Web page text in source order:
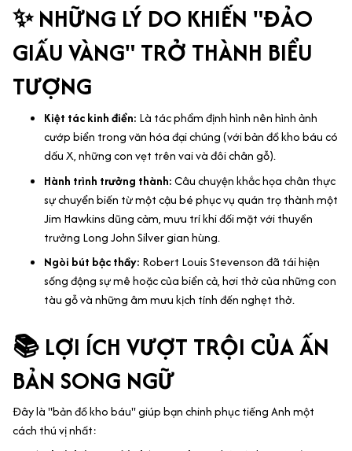
✨ NHỮNG LÝ DO KHIẾN "ĐẢO
GIẤU VÀNG" TRỞ THÀNH BIỂU
TƯỢNG
Kiệt tác kinh điển: Là tác phẩm định hình nên hình ảnh
cướp biển trong văn hóa đại chúng (với bản đồ kho báu có
dấu X, những con vẹt trên vai và đôi chân gỗ).
Hành trình trưởng thành:Câu chuyện khắc họa chân thực
sự chuyển biến từ một cậu bé phục vụ quán trọ thành một
Jim Hawkins dũng cảm, mưu trí khi đối mặt với thuyền
trưởng Long John Silver gian hùng.
Ngòi bút bậc thầy: Robert Louis Stevenson đã tái hiện
sống động sự mê hoặc của biển cả, hơi thở của những con
tàu gỗ và những âm mưu kịch tính đến nghẹt thở.
📚 LỢI ÍCH VƯỢT TRỘI CỦA ẤN
BẢN SONG NGỮ
Đây là "bản đồ kho báu" giúp bạn chinh phục tiếng Anh một
cách thú vị nhất: